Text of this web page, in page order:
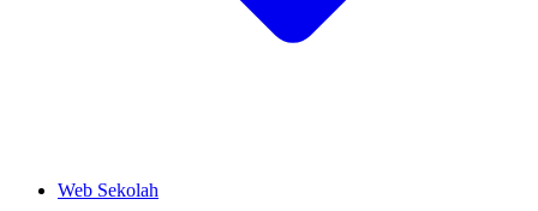
Web Sekolah